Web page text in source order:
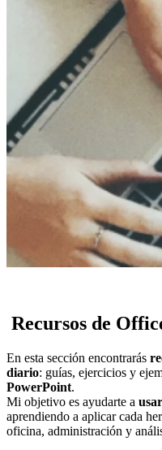
Recursos de
En esta sección encontrarás
diario: guías, ejercicios y
PowerPoint.
Mi objetivo es ayudarte a
aprendiendo a aplicar cada
oficina, administración y